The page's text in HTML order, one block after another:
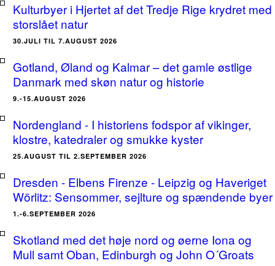
Kulturbyer i Hjertet af det Tredje Rige krydret med
storslået natur
30.JULI TIL 7.AUGUST 2026
Gotland, Øland og Kalmar – det gamle østlige
Danmark med skøn natur og historie
9.-15.AUGUST 2026
Nordengland - I historiens fodspor af vikinger,
klostre, katedraler og smukke kyster
25.AUGUST TIL 2.SEPTEMBER 2026
Dresden - Elbens Firenze - Leipzig og Haveriget
Wörlitz: Sensommer, sejlture og spændende byer
1.-6.SEPTEMBER 2026
Skotland med det høje nord og øerne Iona og
Mull samt Oban, Edinburgh og John O´Groats